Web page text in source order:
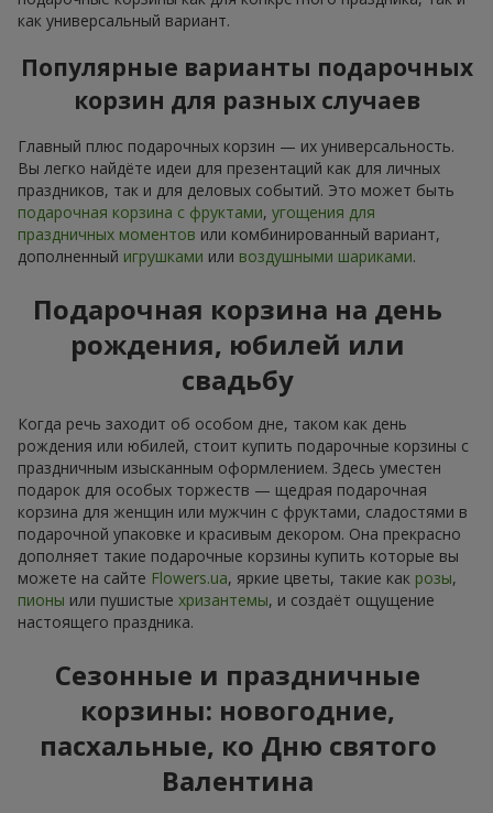
как универсальный вариант.
Популярные варианты подарочных
корзин для разных случаев
Главный плюс подарочных корзин — их универсальность.
Вы легко найдёте идеи для презентаций как для личных
праздников, так и для деловых событий. Это может быть
подарочная корзина с фруктами, угощения для
праздничных моментов или комбинированный вариант,
дополненный игрушками или воздушными шариками.
Подарочная корзина на день
рождения, юбилей или
свадьбу
Когда речь заходит об особом дне, таком как день
рождения или юбилей, стоит купить подарочные корзины с
праздничным изысканным оформлением. Здесь уместен
подарок для особых торжеств — щедрая подарочная
корзина для женщин или мужчин с фруктами, сладостями в
подарочной упаковке и красивым декором. Она прекрасно
дополняет такие подарочные корзины купить которые вы
можете на сайте Flowers.ua, яркие цветы, такие как розы,
пионы или пушистые хризантемы, и создаёт ощущение
настоящего праздника.
Сезонные и праздничные
корзины: новогодние,
пасхальные, ко Дню святого
Валентина